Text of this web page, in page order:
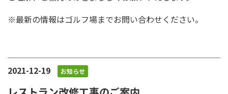
※最新の情報はゴルフ場までお問い合わせください。
2021-12-19 お知らせ